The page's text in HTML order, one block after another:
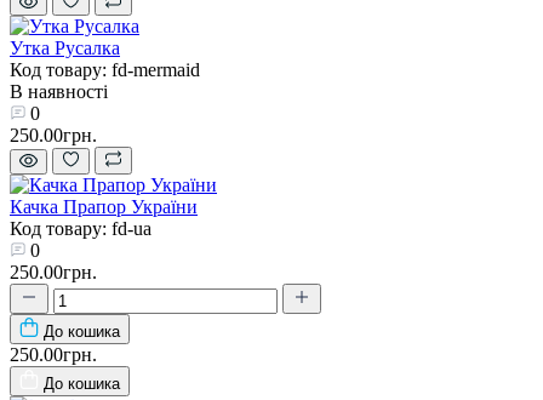
Утка Русалка
Код товару: fd-mermaid
В наявності
0
250.00грн.
Качка Прапор України
Код товару: fd-ua
0
250.00грн.
До кошика
250.00грн.
До кошика